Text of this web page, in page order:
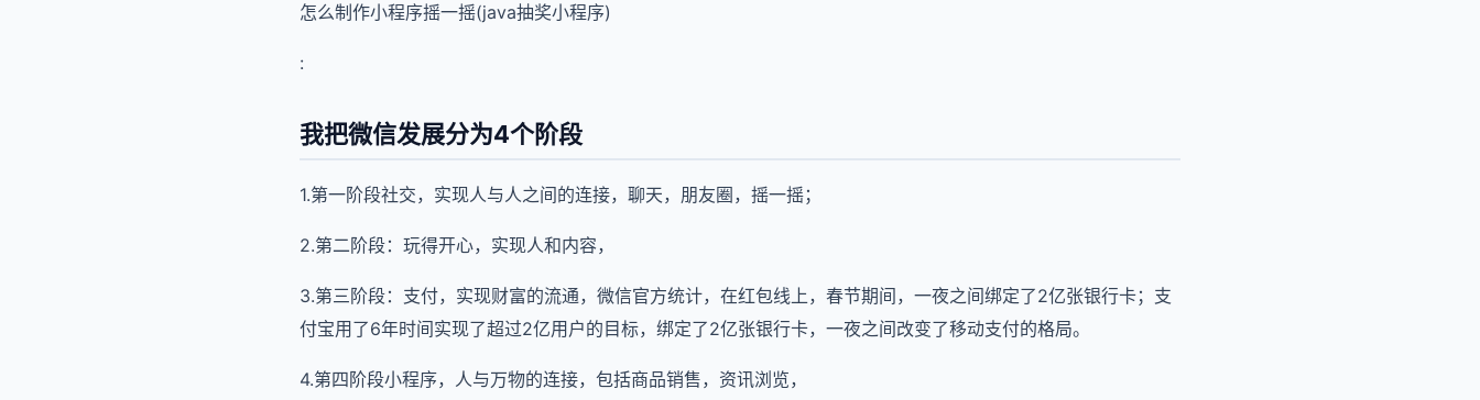
怎么制作小程序摇一摇(java抽奖小程序)
:
我把微信发展分为4个阶段
1.第一阶段社交，实现人与人之间的连接，聊天，朋友圈，摇一摇；
2.第二阶段：玩得开心，实现人和内容，
3.第三阶段：支付，实现财富的流通，微信官方统计，在红包线上，春节期间，一夜之间绑定了2亿张银行卡；支
付宝用了6年时间实现了超过2亿用户的目标，绑定了2亿张银行卡，一夜之间改变了移动支付的格局。
4.第四阶段小程序，人与万物的连接，包括商品销售，资讯浏览，